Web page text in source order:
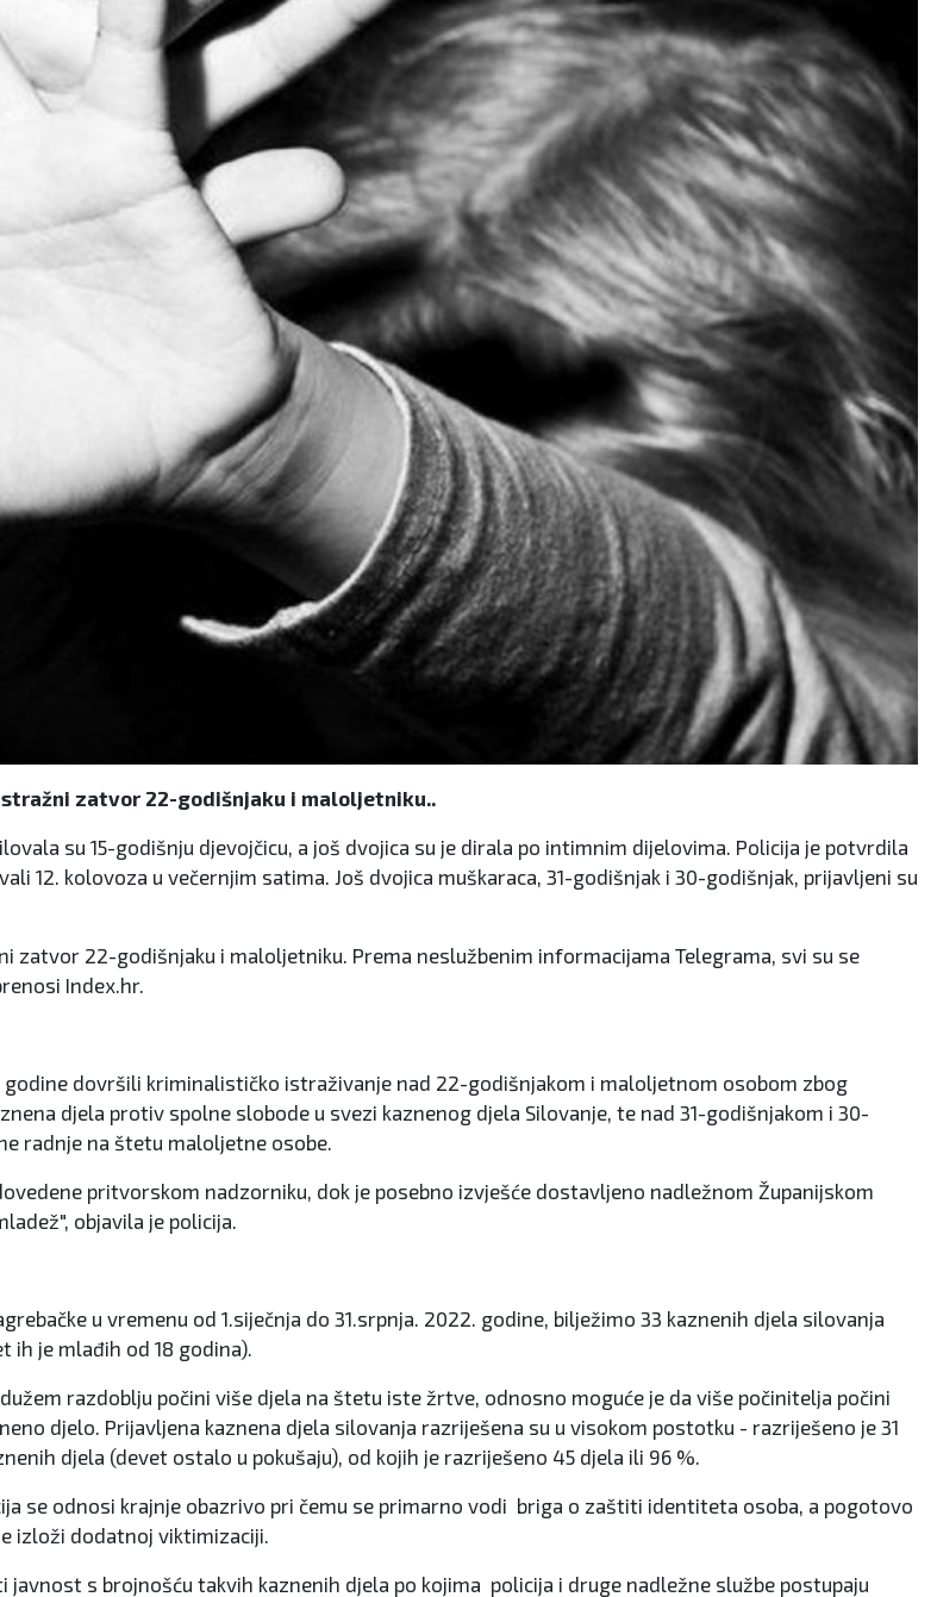
zatvor 22-godišnjaku i maloljetniku..
su 15-godišnju djevojčicu, a još dvojica su je dirala po intimnim dijelovima. Policija je potvrdila
12. kolovoza u večernjim satima. Još dvojica muškaraca, 31-godišnjak i 30-godišnjak, prijavljeni su
zatvor 22-godišnjaku i maloljetniku. Prema neslužbenim informacijama Telegrama, svi su se
Index.hr.
godine dovršili kriminalističko istraživanje nad 22-godišnjakom i maloljetnom osobom zbog
djela protiv spolne slobode u svezi kaznenog djela Silovanje, te nad 31-godišnjakom i 30-
radnje na štetu maloljetne osobe.
pritvorskom nadzorniku, dok je posebno izvješće dostavljeno nadležnom Županijskom
objavila je policija.
u vremenu od 1.siječnja do 31.srpnja. 2022. godine, bilježimo 33 kaznenih djela silovanja
ih je mlađih od 18 godina).
razdoblju počini više djela na štetu iste žrtve, odnosno moguće je da više počinitelja počini
djelo. Prijavljena kaznena djela silovanja razriješena su u visokom postotku - razriješeno je 31
djela (devet ostalo u pokušaju), od kojih je razriješeno 45 djela ili 96 %.
se odnosi krajnje obazrivo pri čemu se primarno vodi briga o zaštiti identiteta osoba, a pogotovo
izloži dodatnoj viktimizaciji.
s brojnošću takvih kaznenih djela po kojima policija i druge nadležne službe postupaju